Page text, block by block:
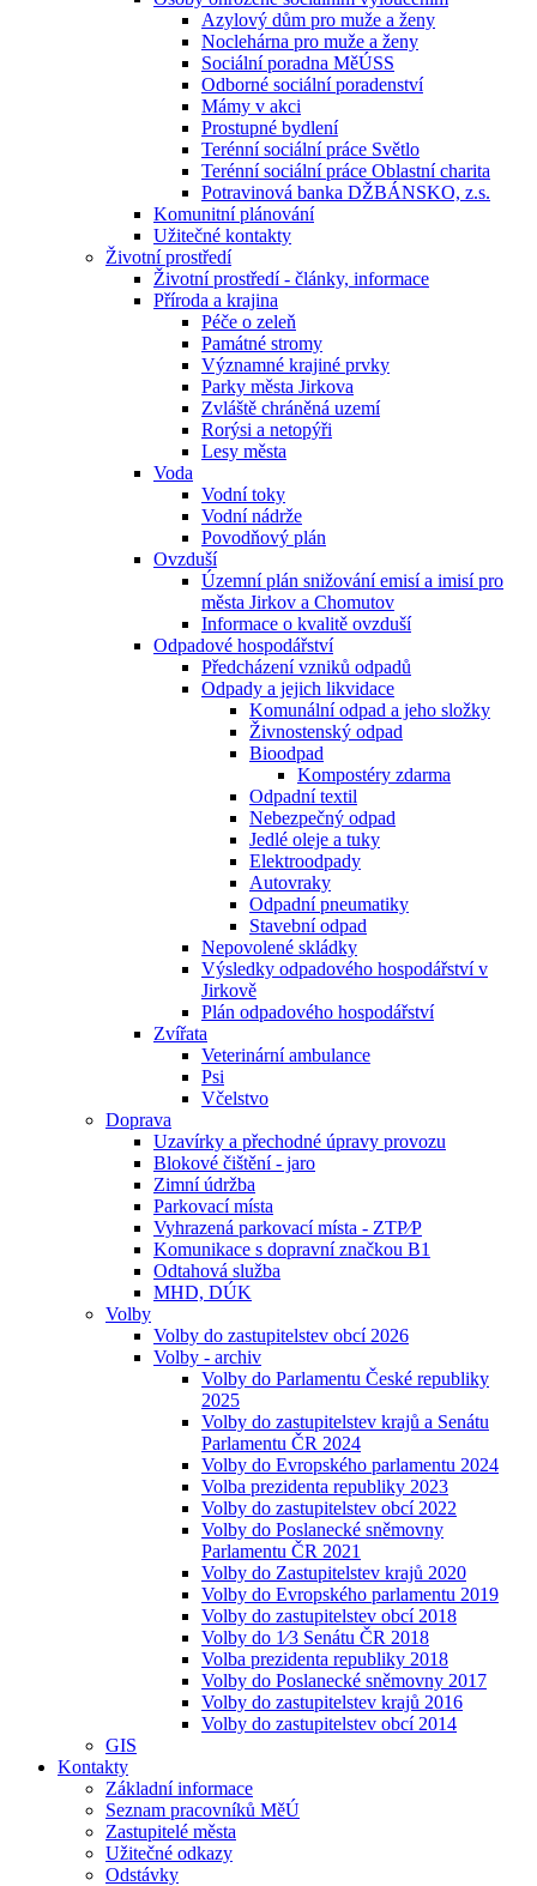
Azylový dům pro muže a ženy
Noclehárna pro muže a ženy
Sociální poradna MěÚSS
Odborné sociální poradenství
Mámy v akci
Prostupné bydlení
Terénní sociální práce Světlo
Terénní sociální práce Oblastní charita
Potravinová banka DŽBÁNSKO, z.s.
Komunitní plánování
Užitečné kontakty
Životní prostředí
Životní prostředí - články, informace
Příroda a krajina
Péče o zeleň
Památné stromy
Významné krajiné prvky
Parky města Jirkova
Zvláště chráněná uzemí
Rorýsi a netopýři
Lesy města
Voda
Vodní toky
Vodní nádrže
Povodňový plán
Ovzduší
Územní plán snižování emisí a imisí pro
města Jirkov a Chomutov
Informace o kvalitě ovzduší
Odpadové hospodářství
Předcházení vzniků odpadů
Odpady a jejich likvidace
Komunální odpad a jeho složky
Živnostenský odpad
Bioodpad
Kompostéry zdarma
Odpadní textil
Nebezpečný odpad
Jedlé oleje a tuky
Elektroodpady
Autovraky
Odpadní pneumatiky
Stavební odpad
Nepovolené skládky
Výsledky odpadového hospodářství v
Jirkově
Plán odpadového hospodářství
Zvířata
Veterinární ambulance
Psi
Včelstvo
Doprava
Uzavírky a přechodné úpravy provozu
Blokové čištění - jaro
Zimní údržba
Parkovací místa
Vyhrazená parkovací místa - ZTP⁄P
Komunikace s dopravní značkou B1
Odtahová služba
MHD, DÚK
Volby
Volby do zastupitelstev obcí 2026
Volby - archiv
Volby do Parlamentu České republiky
2025
Volby do zastupitelstev krajů a Senátu
Parlamentu ČR 2024
Volby do Evropského parlamentu 2024
Volba prezidenta republiky 2023
Volby do zastupitelstev obcí 2022
Volby do Poslanecké sněmovny
Parlamentu ČR 2021
Volby do Zastupitelstev krajů 2020
Volby do Evropského parlamentu 2019
Volby do zastupitelstev obcí 2018
Volby do 1⁄3 Senátu ČR 2018
Volba prezidenta republiky 2018
Volby do Poslanecké sněmovny 2017
Volby do zastupitelstev krajů 2016
Volby do zastupitelstev obcí 2014
GIS
Kontakty
Základní informace
Seznam pracovníků MěÚ
Zastupitelé města
Užitečné odkazy
Odstávky